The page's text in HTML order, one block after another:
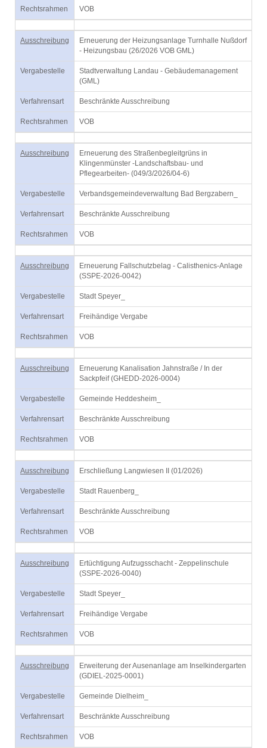
Rechtsrahmen VOB
Ausschreibung
Erneuerung der Heizungsanlage Turnhalle Nußdorf
- Heizungsbau (26/2026 VOB GML)
Vergabestelle
Stadtverwaltung Landau - Gebäudemanagement
(GML)
Verfahrensart Beschränkte Ausschreibung
Rechtsrahmen VOB
Ausschreibung
Erneuerung des Straßenbegleitgrüns in
Klingenmünster -Landschaftsbau- und
Pflegearbeiten- (049/3/2026/04-6)
Vergabestelle Verbandsgemeindeverwaltung Bad Bergzabern_
Verfahrensart Beschränkte Ausschreibung
Rechtsrahmen VOB
Ausschreibung
Erneuerung Fallschutzbelag - Calisthenics-Anlage
(SSPE-2026-0042)
Vergabestelle Stadt Speyer_
Verfahrensart Freihändige Vergabe
Rechtsrahmen VOB
Ausschreibung
Erneuerung Kanalisation Jahnstraße / In der
Sackpfeif (GHEDD-2026-0004)
Vergabestelle Gemeinde Heddesheim_
Verfahrensart Beschränkte Ausschreibung
Rechtsrahmen VOB
Ausschreibung Erschließung Langwiesen II (01/2026)
Vergabestelle Stadt Rauenberg_
Verfahrensart Beschränkte Ausschreibung
Rechtsrahmen VOB
Ausschreibung
Ertüchtigung Aufzugsschacht - Zeppelinschule
(SSPE-2026-0040)
Vergabestelle Stadt Speyer_
Verfahrensart Freihändige Vergabe
Rechtsrahmen VOB
Ausschreibung
Erweiterung der Ausenanlage am Inselkindergarten
(GDIEL-2025-0001)
Vergabestelle Gemeinde Dielheim_
Verfahrensart Beschränkte Ausschreibung
Rechtsrahmen VOB